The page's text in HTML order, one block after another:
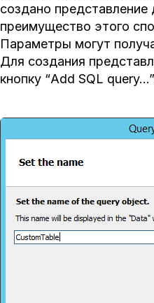
создано
преимущество этого
Параметры могут
Для создания
кнопку “Add SQL